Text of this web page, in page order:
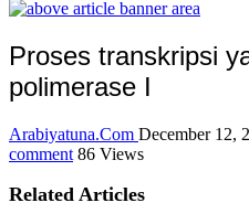
Proses transkripsi
polimerase I
Arabiyatuna.Com December 12,
comment 86 Views
Related Articles